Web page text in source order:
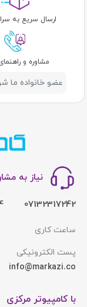
ارسال سریع به
مشاوره و
نیاز به
07132317242
ساعت کاری
پست الکترونیکی
info@markazi.co
با کامپیوتر مرکزی